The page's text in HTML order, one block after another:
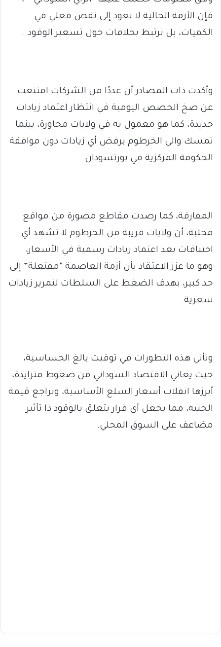
فإن الأزمة الحالية لا تعود إلى نقص فعلي في
الكميات، بل ترتبط بخلافات حول تسعير الوقود .
وأكدت ذات المصادر أن عددًا من الشركات امتنعت
عن ضخ الحصص اليومية في انتظار اعتماد زيادات
جديدة، كما هو معمول به في ولايات مجاورة، بينما
تمسك والي الخرطوم برفض أي زيادات دون موافقة
الحكومة المركزية في بورتسودان.
المفارقة، كما رصدت مقاطع مصورة من مواقع
محلية، أن ولايات قريبة من الخرطوم لا تشهد أي
اختناقات بعد اعتماد زيادات رسمية في الأسعار،
وهو ما عزز الاعتقاد بأن أزمة العاصمة “مفتعلة” إلى
حد كبير، بهدف الضغط على السلطات لتمرير زيادات
سعرية.
وتأتي هذه التطورات في توقيت بالغ الحساسية،
حيث يعاني الاقتصاد السوداني من ضغوط متزايدة،
أبرزها انفلات أسعار السلع الأساسية، وتراجع قيمة
الجنيه، مما يجعل أي قرار يتعلق بالوقود ذا تأثير
مضاعف على السوق المحلي.